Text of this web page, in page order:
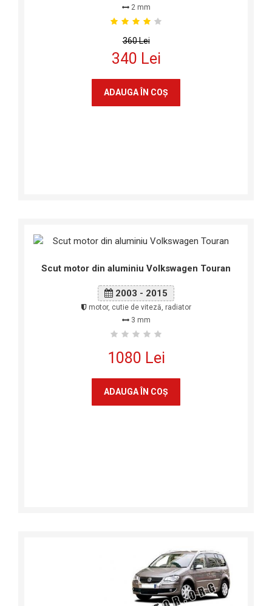
2 mm
360 Lei
340 Lei
ADAUGA ÎN COŞ
Scut motor din aluminiu Volkswagen Touran
2003 - 2015
motor, cutie de viteză, radiator
3 mm
1080 Lei
ADAUGA ÎN COŞ